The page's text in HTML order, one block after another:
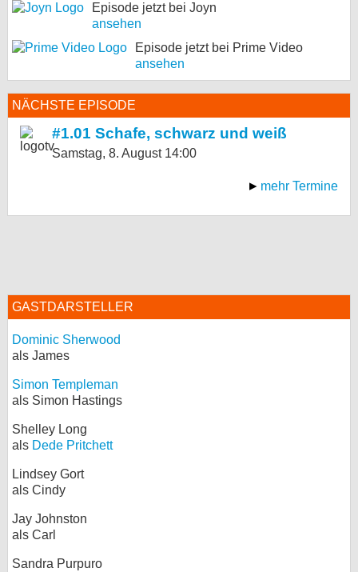
Episode jetzt bei Joyn
ansehen
Episode jetzt bei Prime Video
ansehen
NÄCHSTE EPISODE
#1.01 Schafe, schwarz und weiß
Samstag, 8. August 14:00
mehr Termine
GASTDARSTELLER
Dominic Sherwood
als James
Simon Templeman
als Simon Hastings
Shelley Long
als Dede Pritchett
Lindsey Gort
als Cindy
Jay Johnston
als Carl
Sandra Purpuro